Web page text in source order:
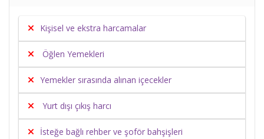
Kişisel ve ekstra harcamalar
Öğlen Yemekleri
Yemekler sırasında alınan içecekler
Yurt dışı çıkış harcı
İsteğe bağlı rehber ve şoför bahşişleri